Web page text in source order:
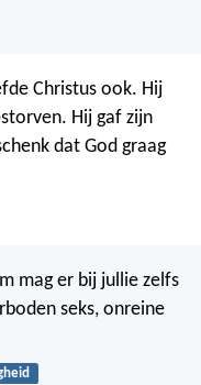
Christus ook. Hij
Hij gaf zijn
dat God graag
mag er bij jullie zelfs
seks, onreine